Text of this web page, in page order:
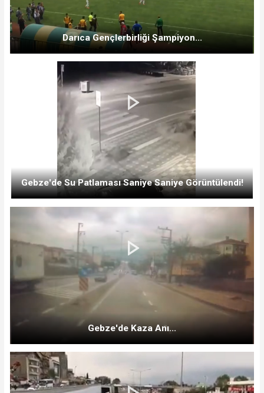
Darıca Gençlerbirliği Şampiyon...
Gebze'de Su Patlaması Saniye Saniye Görüntülendi!
Gebze'de Kaza Anı...